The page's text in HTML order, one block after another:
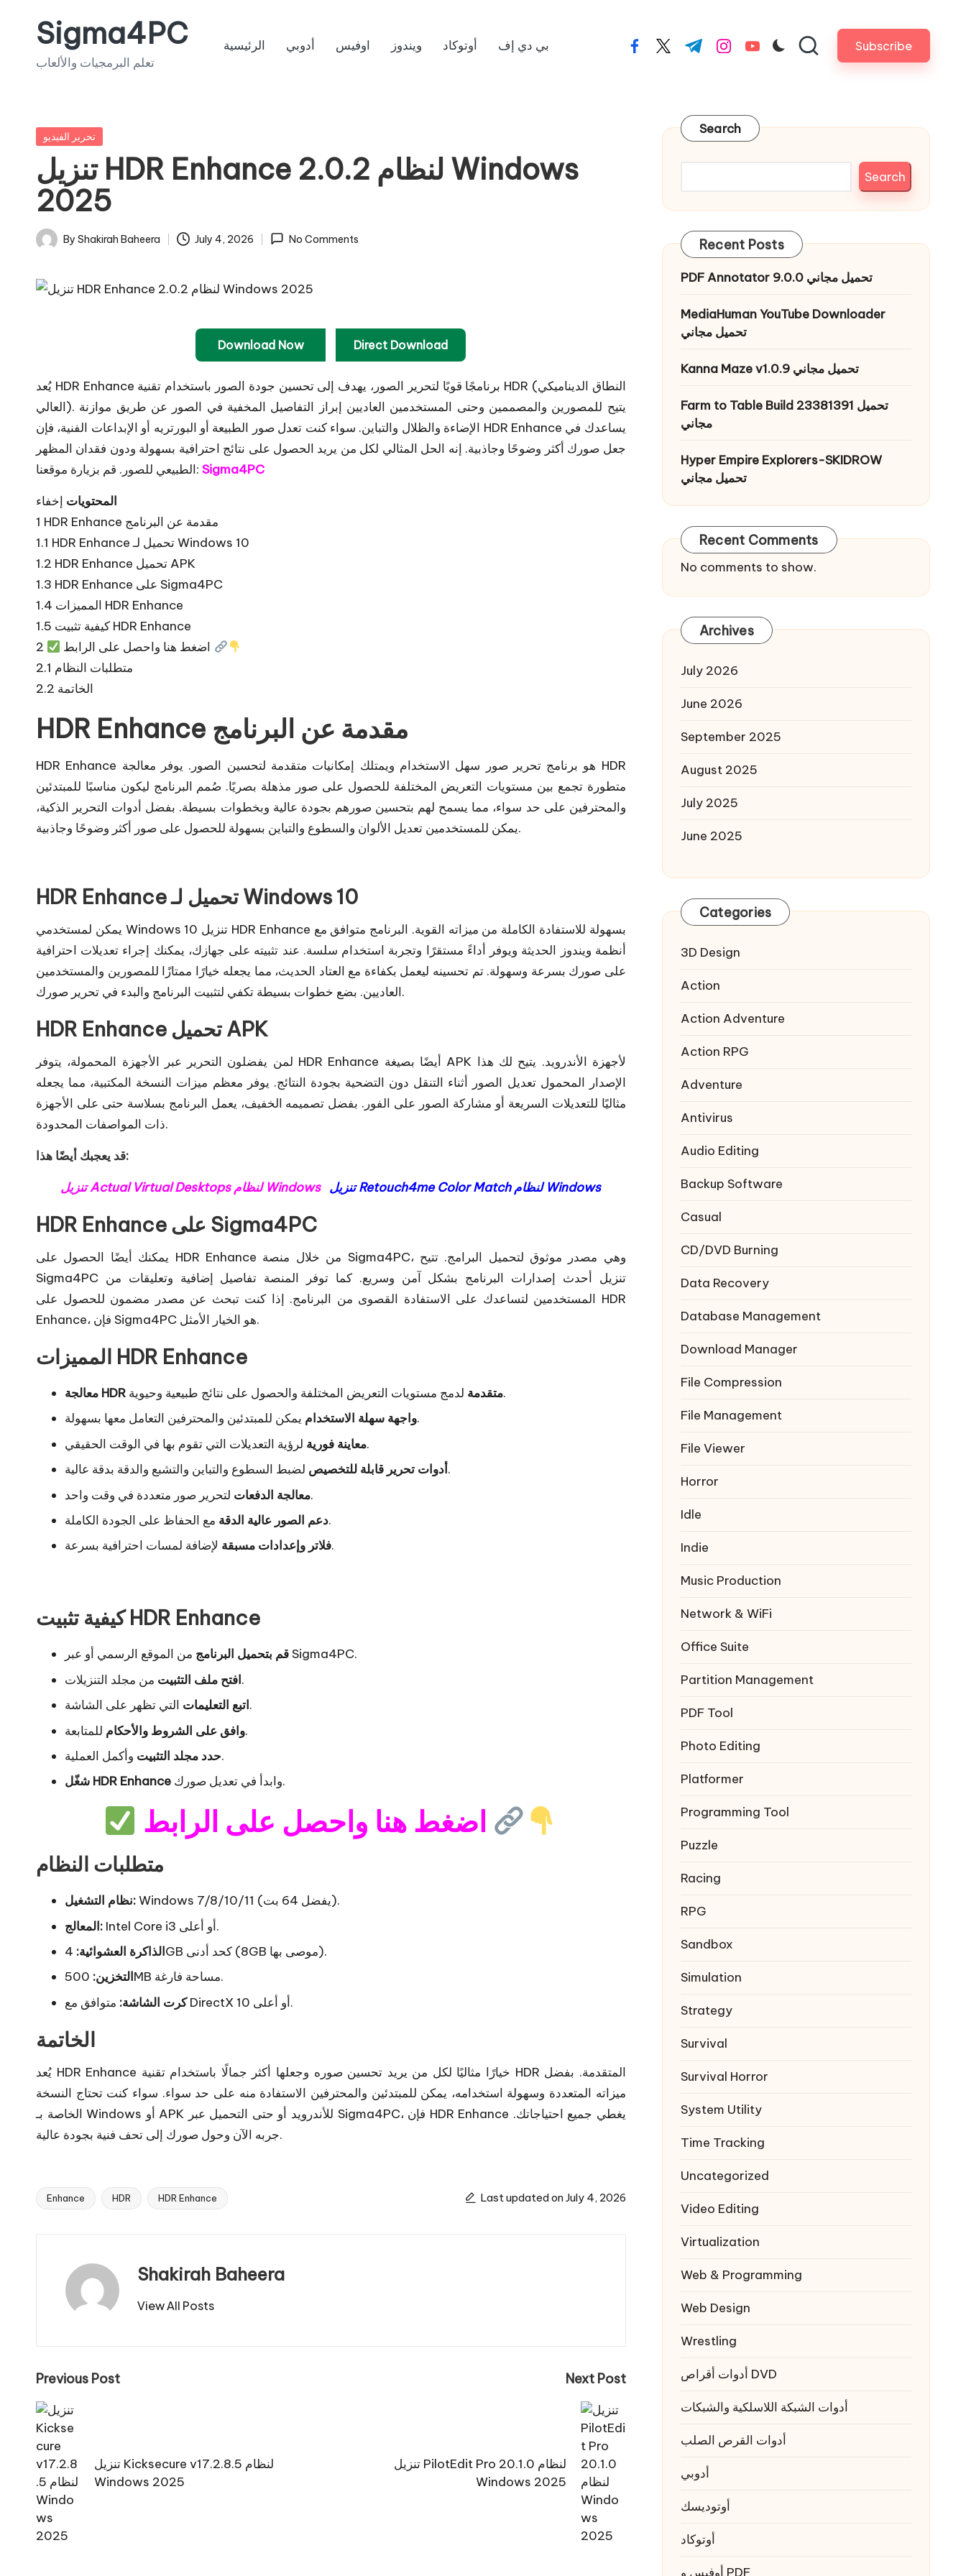
Sigma4PC
تعلم البرمجيات والألعاب
الرئيسية أدوبي اوفيس ويندوز أوتوكاد بي دي إف facebook.com
twitter.com
t.me instagram.com
youtube.com Subscribe
Posted
تحرير الفيديو
تنزيل HDR Enhance 2.0.2 لنظام Windows
2025
Posted
By Shakirah Baheera July 4, 2026 No Comments
Download Now Direct Download
يُعد HDR Enhance برنامجًا قويًا لتحرير الصور، يهدف إلى تحسين جودة الصور باستخدام تقنية HDR (النطاق الديناميكي
العالي). يتيح للمصورين والمصممين وحتى المستخدمين العاديين إبراز التفاصيل المخفية في الصور عن طريق موازنة
الإضاءة والظلال والتباين. سواء كنت تعدل صور الطبيعة أو البورتريه أو الإبداعات الفنية، فإن HDR Enhance يساعدك في
جعل صورك أكثر وضوحًا وجاذبية. إنه الحل المثالي لكل من يريد الحصول على نتائج احترافية بسهولة ودون فقدان المظهر
الطبيعي للصور.قم بزيارة موقعنا: Sigma4PC
المحتويات إخفاء
1
HDR Enhance مقدمة عن البرنامج
1.1
HDR Enhance تحميل لـ Windows 10
1.2
HDR Enhance تحميل APK
1.3
HDR Enhance على Sigma4PC
1.4
المميزات HDR Enhance
1.5
كيفية تثبيت HDR Enhance
2
2.1 متطلبات النظام
2.2 الخاتمة
HDR Enhance مقدمة عن البرنامج
HDR Enhance هو برنامج تحرير صور سهل الاستخدام ويمتلك إمكانيات متقدمة لتحسين الصور. يوفر معالجة HDR
متطورة تجمع بين مستويات التعريض المختلفة للحصول على صور مذهلة بصريًا. صُمم البرنامج ليكون مناسبًا للمبتدئين
والمحترفين على حد سواء، مما يسمح لهم بتحسين صورهم بجودة عالية وبخطوات بسيطة. بفضل أدوات التحرير الذكية،
يمكن للمستخدمين تعديل الألوان والسطوع والتباين بسهولة للحصول على صور أكثر وضوحًا وجاذبية.
HDR Enhance تحميل لـ Windows 10
يمكن لمستخدمي Windows 10 تنزيل HDR Enhance بسهولة للاستفادة الكاملة من ميزاته القوية. البرنامج متوافق مع
أنظمة ويندوز الحديثة ويوفر أداءً مستقرًا وتجربة استخدام سلسة. عند تثبيته على جهازك، يمكنك إجراء تعديلات احترافية
على صورك بسرعة وسهولة. تم تحسينه ليعمل بكفاءة مع العتاد الحديث، مما يجعله خيارًا ممتازًا للمصورين والمستخدمين
العاديين. بضع خطوات بسيطة تكفي لتثبيت البرنامج والبدء في تحرير صورك.
HDR Enhance تحميل APK
لمن يفضلون التحرير عبر الأجهزة المحمولة، يتوفر HDR Enhance أيضًا بصيغة APK لأجهزة الأندرويد. يتيح لك هذا
الإصدار المحمول تعديل الصور أثناء التنقل دون التضحية بجودة النتائج. يوفر معظم ميزات النسخة المكتبية، مما يجعله
مثاليًا للتعديلات السريعة أو مشاركة الصور على الفور. بفضل تصميمه الخفيف، يعمل البرنامج بسلاسة حتى على الأجهزة
ذات المواصفات المحدودة.
قد يعجبك أيضًا هذا:
تنزيل Actual Virtual Desktops لنظام Windows
تنزيل Retouch4me Color Match لنظام Windows
HDR Enhance على Sigma4PC
يمكنك أيضًا الحصول على HDR Enhance من خلال منصة Sigma4PC، وهي مصدر موثوق لتحميل البرامج. تتيح
Sigma4PC تنزيل أحدث إصدارات البرنامج بشكل آمن وسريع. كما توفر المنصة تفاصيل إضافية وتعليقات من
المستخدمين لتساعدك على الاستفادة القصوى من البرنامج. إذا كنت تبحث عن مصدر مضمون للحصول على HDR
Enhance، فإن Sigma4PC هو الخيار الأمثل.
المميزات HDR Enhance
معالجة HDR متقدمةلدمج مستويات التعريض المختلفة والحصول على نتائج طبيعية وحيوية.
واجهة سهلة الاستخداميمكن للمبتدئين والمحترفين التعامل معها بسهولة.
معاينة فوريةلرؤية التعديلات التي تقوم بها في الوقت الحقيقي.
أدوات تحرير قابلة للتخصيصلضبط السطوع والتباين والتشبع والدقة بدقة عالية.
معالجة الدفعاتلتحرير صور متعددة في وقت واحد.
دعم الصور عالية الدقةمع الحفاظ على الجودة الكاملة.
فلاتر وإعدادات مسبقةلإضافة لمسات احترافية بسرعة.
كيفية تثبيت HDR Enhance
قم بتحميل البرنامجمن الموقع الرسمي أو عبر Sigma4PC.
افتح ملف التثبيتمن مجلد التنزيلات.
اتبع التعليماتالتي تظهر على الشاشة.
وافق على الشروط والأحكامللمتابعة.
حدد مجلد التثبيتوأكمل العملية.
شغّل HDR Enhance
وابدأ في تعديل صورك.
متطلبات النظام
نظام التشغيل:
Windows 7/8/10/11 (يفضل 64 بت).
المعالج:
Intel Core i3 أو أعلى.
الذاكرة العشوائية:
4GB كحد أدنى (8GB موصى بها).
التخزين:
500MB مساحة فارغة.
كرت الشاشة:
متوافق مع DirectX 10 أو أعلى.
الخاتمة
يُعد HDR Enhance خيارًا مثاليًا لكل من يريد تحسين صوره وجعلها أكثر جمالًا باستخدام تقنية HDR المتقدمة. بفضل
ميزاته المتعددة وسهولة استخدامه، يمكن للمبتدئين والمحترفين الاستفادة منه على حد سواء. سواء كنت تحتاج النسخة
الخاصة بـ Windows أو APK للأندرويد أو حتى التحميل عبر Sigma4PC، فإن HDR Enhance يغطي جميع احتياجاتك.
جربه الآن وحول صورك إلى تحف فنية بجودة عالية.
Tags:
Enhance HDR HDR Enhance Last updated on July 4, 2026
Shakirah Baheera
View All Posts
Post
navigation
Previous Post
تنزيل Kicksecure v17.2.8.5 لنظام
Windows 2025
Next Post
تنزيل PilotEdit Pro 20.1.0 لنظام
Windows 2025
Search
Search
Recent Posts
PDF Annotator 9.0.0 تحميل مجاني
MediaHuman YouTube Downloader
تحميل مجاني
Kanna Maze v1.0.9 تحميل مجاني
Farm to Table Build 23381391 تحميل
مجاني
Hyper Empire Explorers-SKIDROW
تحميل مجاني
Recent Comments
No comments to show.
Archives
July 2026
June 2026
September 2025
August 2025
July 2025
June 2025
Categories
3D Design
Action
Action Adventure
Action RPG
Adventure
Antivirus
Audio Editing
Backup Software
Casual
CD/DVD Burning
Data Recovery
Database Management
Download Manager
File Compression
File Management
File Viewer
Horror
Idle
Indie
Music Production
Network & WiFi
Office Suite
Partition Management
PDF Tool
Photo Editing
Platformer
Programming Tool
Puzzle
Racing
RPG
Sandbox
Simulation
Strategy
Survival
Survival Horror
System Utility
Time Tracking
Uncategorized
Video Editing
Virtualization
Web & Programming
Web Design
Wrestling
أدوات أقراص DVD
أدوات الشبكة اللاسلكية والشبكات
أدوات القرص الصلب
أدوبي
أوتوديسك
أوتوكاد
أوفيس و PDF